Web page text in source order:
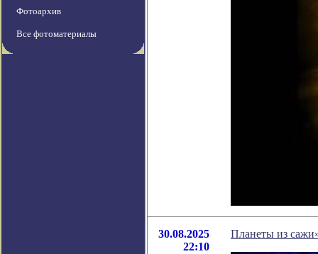
Фотоархив
Все фотоматериалы
30.08.2025
22:10
Планеты из